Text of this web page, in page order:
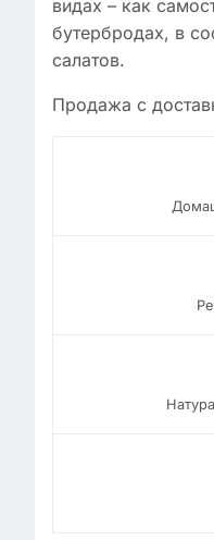
видах – как
бутербродах, в
салатов.
Продажа с